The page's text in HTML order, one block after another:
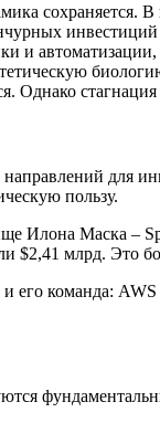
сохраняется.
и
Однако
для
пользу.
Илона Маска –
$2,41 млрд. Это
его команда: